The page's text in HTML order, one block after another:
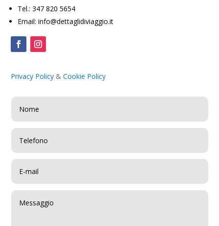
Tel.: 347 820 5654
Email: info@dettaglidiviaggio.it
Privacy Policy &Cookie Policy